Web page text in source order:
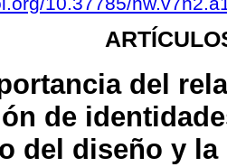
del
de
del diseño y